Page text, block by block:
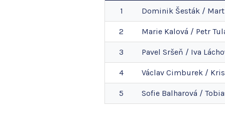
1 Dominik Šesták /
2 Marie Kalová / Petr
3 Pavel Sršeň / Iva
4 Václav Cimburek /
5 Sofie Balharová /